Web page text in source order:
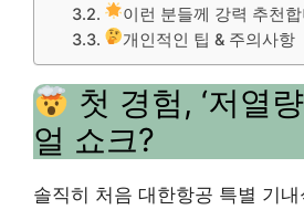
이런 분들께 강력 추천
개인적인 팁 & 주의사항
첫 경험, ‘저열
얼 쇼크?
솔직히 처음 대한항공 특별 기내